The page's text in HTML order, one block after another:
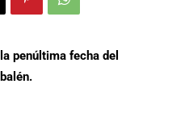
penúltima fecha del